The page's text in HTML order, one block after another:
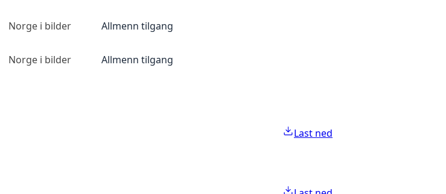
Norge i bilder Allmenn tilgang
Norge i bilder Allmenn tilgang
Last ned